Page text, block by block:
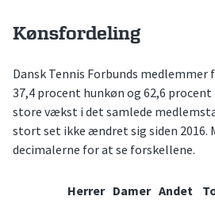
Kønsfordeling
Dansk Tennis Forbunds medlemmer
37,4 procent hunkøn og 62,6 procent
store vækst i det samlede
stort set ikke ændret sig siden 2016.
decimalerne for at se forskellene.
Herrer Damer Andet